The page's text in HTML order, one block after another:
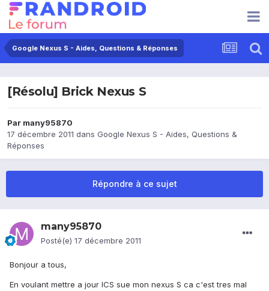
Google Nexus S - Aides, Questions & Réponses
[Résolu] Brick Nexus S
Par many95870
17 décembre 2011 dans Google Nexus S - Aides, Questions &
Réponses
Répondre à ce sujet
many95870
Posté(e) 17 décembre 2011
Bonjour a tous,
En voulant mettre a jour ICS sue mon nexus S ca c'est tres mal